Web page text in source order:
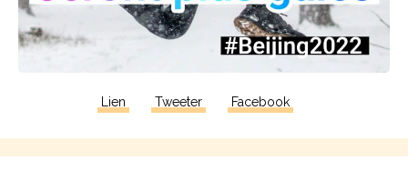
Lien Tweeter Facebook